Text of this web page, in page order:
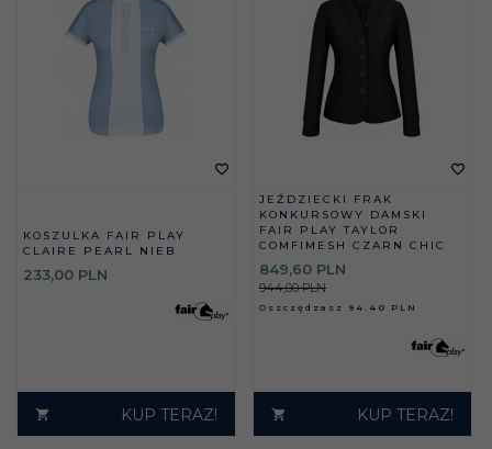
KOSZULKA FAIR PLAY
CLAIRE PEARL NIEB
233,00 PLN
KUP TERAZ!
JEŹDZIECKI FRAK
KONKURSOWY DAMSKI
FAIR PLAY TAYLOR
COMFIMESH CZARN CHIC
849,60 PLN
944,00 PLN
Oszczędzasz 94.40 PLN
KUP TERAZ!